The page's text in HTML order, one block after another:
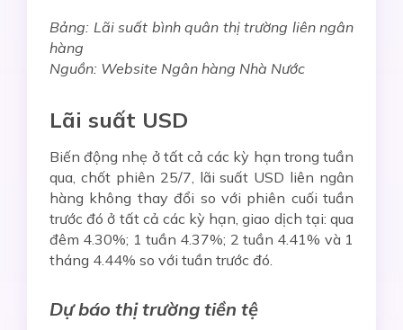
Bảng: Lãi suất bình quân thị trường liên ngân
hàng
Nguồn: Website Ngân hàng Nhà Nước
Lãi suất USD
Biến động nhẹ ở tất cả các kỳ hạn trong tuần
qua, chốt phiên 25/7, lãi suất USD liên ngân
hàng không thay đổi so với phiên cuối tuần
trước đó ở tất cả các kỳ hạn, giao dịch tại: qua
đêm 4.30%; 1 tuần 4.37%; 2 tuần 4.41% và 1
tháng 4.44% so với tuần trước đó.
Dự báo thị trường tiền tệ